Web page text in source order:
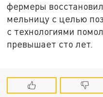
фермеры
мельницу с целью
с технологиями
превышает сто лет.